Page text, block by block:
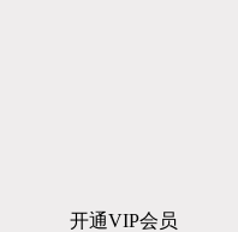
开通VIP会员